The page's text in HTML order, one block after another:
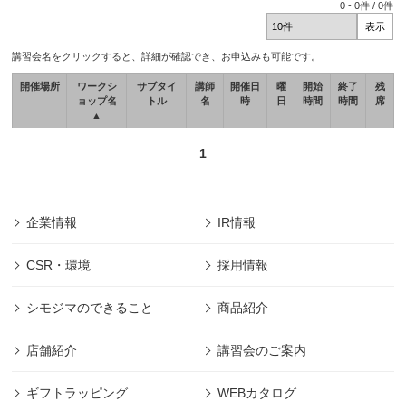
0 -0件 /0件
講習会名をクリックすると、詳細が確認でき、お申込みも可能です。
開催場所
ワークシ
ョップ名
▲
サブタイ
トル
講師
名
開催日
時
曜
日
開始
時間
終了
時間
残
席
1
企業情報 IR情報
CSR・環境 採用情報
シモジマのできること 商品紹介
店舗紹介 講習会のご案内
ギフトラッピング WEBカタログ